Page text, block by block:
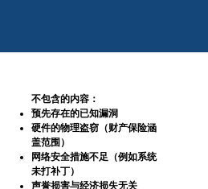
不包含的内容：
预先存在的已知漏洞
硬件的物理盗窃（财产保险涵
盖范围）
网络安全措施不足（例如系统
未打补丁）
声誉损害与经济损失无关